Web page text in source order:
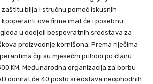
bilja i stručnu pomoć iskusnih
ove firme imat će i posebnu
u dodjeli bespovratnih sredstava za
proizvodnje kornišona. Prema riječima
čiji su mjesečni prihodi po članu
KM, Međunarodna organizacija za borbu
donirat će 40 posto sredstava neophodnih